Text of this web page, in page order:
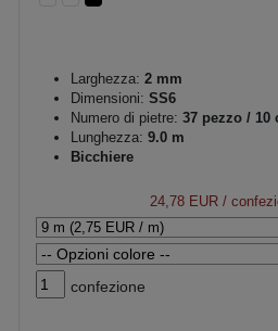
Larghezza: 2 mm
Dimensioni: SS6
Numero di pietre: 37 pezzo / 10
Lunghezza: 9.0 m
Bicchiere
24,78 EUR /
confezione